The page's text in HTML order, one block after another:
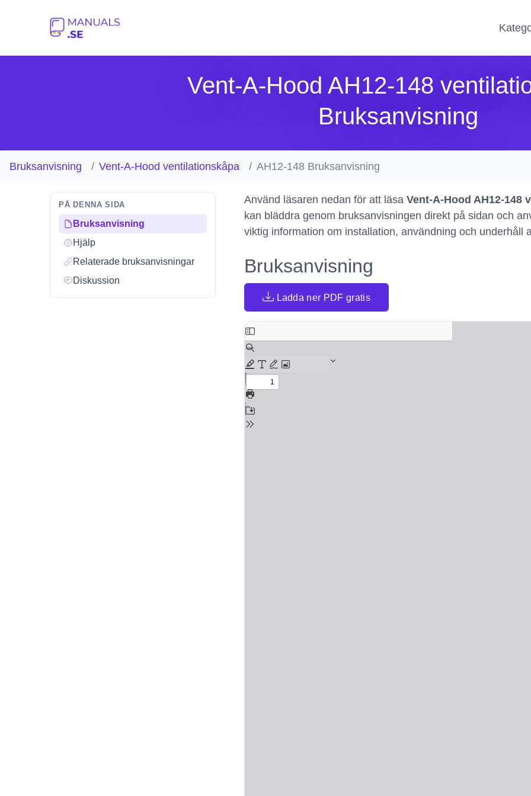
Vent-A-Hood AH12-148
Bruksanvisning
Bruksanvisning Vent-A-Hood ventilationskåpa AH12-148 Bruksanvisning
PÅ DENNA SIDA
Bruksanvisning
Hjälp
Relaterade bruksanvisningar
Diskussion
Använd läsaren nedan för att läsa Vent-A-Hood AH12-
kan bläddra genom bruksanvisningen direkt på sidan och
viktig information om installation, användning och underhåll
Bruksanvisning
Ladda ner PDF gratis